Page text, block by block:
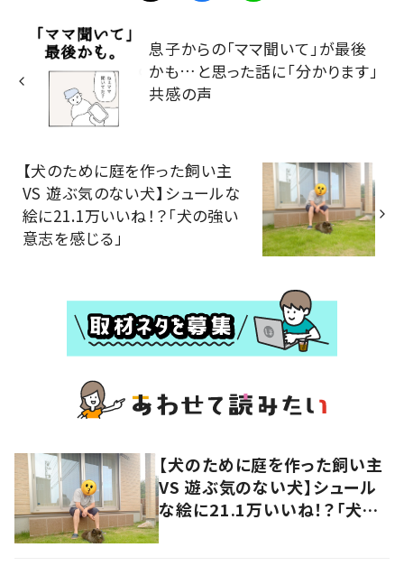
息子からの「ママ聞いて」が最後
かも…と思った話に「分かります」
共感の声
【犬のために庭を作った飼い主
VS 遊ぶ気のない犬】シュールな
絵に21.1万いいね！？「犬の強い
意志を感じる」
【犬のために庭を作った飼い主
VS 遊ぶ気のない犬】シュール
な絵に21.1万いいね！？「犬の